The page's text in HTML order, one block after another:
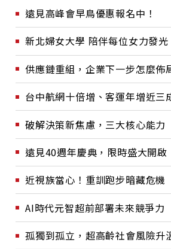
遠見高峰會早鳥優惠報名中！
新北婦女大學 陪伴每位女力發光
供應鏈重組，企業下一步怎麼佈
台中航網十倍增、客運年增近三
破解決策新焦慮，三大核心能力
遠見40週年慶典，限時盛大開啟
近視族當心！重訓跑步暗藏危機
AI時代元智超前部署未來競爭力
孤獨到孤立，超高齡社會風險升